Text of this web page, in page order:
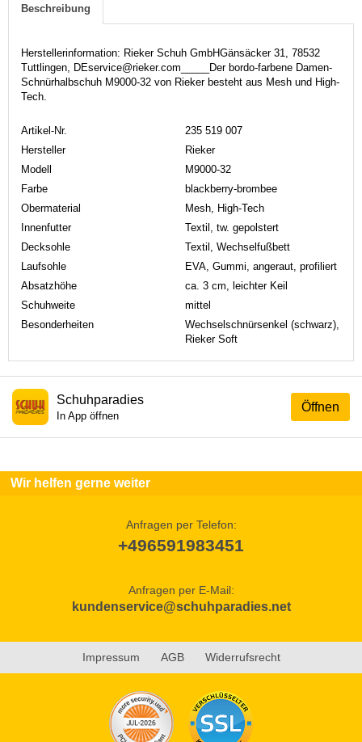
Beschreibung
Herstellerinformation: Rieker Schuh GmbHGänsäcker 31, 78532
Tuttlingen, DEservice@rieker.com_____Der bordo-farbene Damen-
Schnürhalbschuh M9000-32 von Rieker besteht aus Mesh und High-
Tech.
Artikel-Nr.
235 519 007
Hersteller
Rieker
Modell
M9000-32
Farbe
blackberry-brombee
Obermaterial
Mesh, High-Tech
Innenfutter
Textil, tw. gepolstert
Decksohle
Textil, Wechselfußbett
Laufsohle
EVA, Gummi, angeraut, profiliert
Absatzhöhe
ca. 3 cm, leichter Keil
Schuhweite
mittel
Besonderheiten
Wechselschnürsenkel (schwarz),
Rieker Soft
Öffnen
Schuhparadies
In App öffnen
Wir helfen gerne weiter
Anfragen per Telefon:
+496591983451
Anfragen per E-Mail:
kundenservice@schuhparadies.net
Impressum AGB Widerrufsrecht